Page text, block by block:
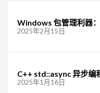
Windows 包管理利器
2025年2月15日
C++ std::async 异步编
2025年1月16日